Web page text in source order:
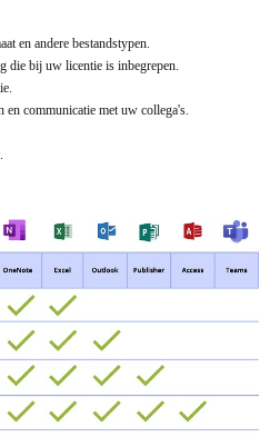
en andere bestandstypen.
die bij uw licentie is inbegrepen.
en communicatie met uw collega's.